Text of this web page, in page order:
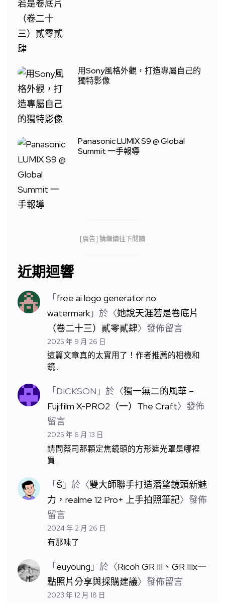
用Sony風格外觀，打造專屬自己的
獨特影像
Panasonic LUMIX S9 @ Global
Summit 一手報導
[廣告] 請繼續往下閱讀
近期迴響
「free ai logo generator no
watermark」於〈她說天涯若是卷底片
（卷二十三）貳零貳肆〉發佈留言
2025 年 9 月 26 日
這篇文章真的太實用了！作者推薦的相機和
鏡…
「DICKSON 」於〈獨一無二的風華 –
Fujifilm X-PRO2（一）The Craft〉發佈
留言
2025 年 6 月 13 日
請問蔡司那顆定焦鏡頭的方形遮光罩是哪裡
買…
「S̆̈」於〈雙大師聯手打造潛望鏡頭新魅
力，realme 12 Pro+ 上手拍照筆記〉發佈
留言
2024 年 2 月 26 日
有那味了
「euyoung 」於〈Ricoh GR III、GR IIIx一
點照片分享與採購建議〉發佈留言
2023 年 12 月 18 日